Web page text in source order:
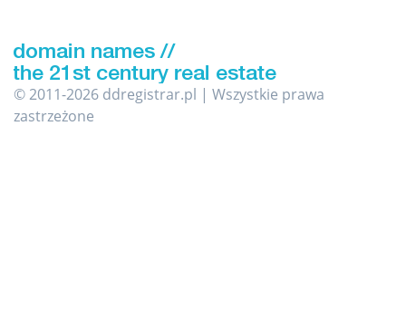
© 2011-2026 ddregistrar.pl | Wszystkie prawa
zastrzeżone